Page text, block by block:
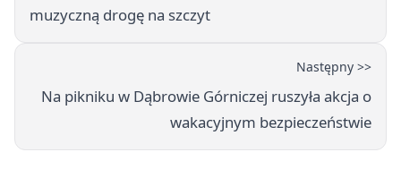
muzyczną drogę na szczyt
Następny >>
Na pikniku w Dąbrowie Górniczej ruszyła akcja o
wakacyjnym bezpieczeństwie